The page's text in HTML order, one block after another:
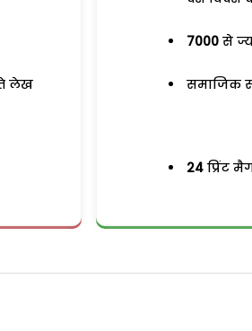
लेख
7000 से
समाजिक
24 प्रिंट